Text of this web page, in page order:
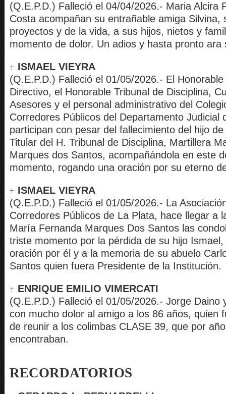
(Q.E.P.D.) Falleció el 04/04/2026.- Maria Alcira
Costa acompañan su entrañable amiga Silvina,
proyectos y de la vida, a sus hijos, nietos y
momento de dolor. Un adios y hasta pronto ara
ISMAEL VIEYRA
(Q.E.P.D.) Falleció el 01/05/2026.- El
Directivo, el Honorable Tribunal de Disciplina,
Asesores y el personal administrativo del
Corredores Públicos del Departamento Judicial
participan con pesar del fallecimiento del hijo
Titular del H. Tribunal de Disciplina, Martillera
Marques dos Santos, acompañándola en este
momento, rogando una oración por su eterno
ISMAEL VIEYRA
(Q.E.P.D.) Falleció el 01/05/2026.- La
Corredores Públicos de La Plata, hace llegar a
María Fernanda Marques Dos Santos las
triste momento por la pérdida de su hijo
oración por él y a la memoria de su abuelo
Santos quien fuera Presidente de la Institución.
ENRIQUE EMILIO VIMERCATI
(Q.E.P.D.) Falleció el 01/05/2026.- Jorge Daino
con mucho dolor al amigo a los 86 años, quien
de reunir a los colimbas CLASE 39, que por
encontraban.
RECORDATORIOS